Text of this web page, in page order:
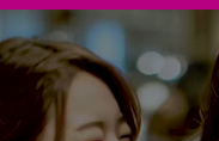
몰 검색